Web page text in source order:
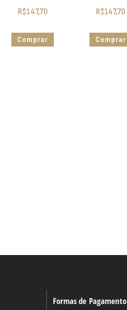
R$147,70
Comprar
R$147,70
Comprar
Formas de Pagamento